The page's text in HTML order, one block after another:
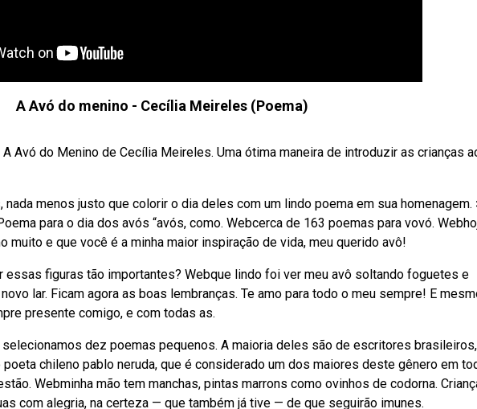
A Avó do menino - Cecília Meireles (Poema)
Avó do Menino de Cecília Meireles. Uma ótima maneira de introduzir as crianças
menos justo que colorir o dia deles com um lindo poema em sua homenagem.
para o dia dos avós “avós, como. Webcerca de 163 poemas para vovó.
muito e que você é a minha maior inspiração de vida, meu querido avô!
essas figuras tão importantes? Webque lindo foi ver meu avô soltando foguetes e
lar. Ficam agora as boas lembranças. Te amo para todo o meu sempre! E
presente comigo, e com todas as.
selecionamos dez poemas pequenos. A maioria deles são de escritores
poeta chileno pablo neruda, que é considerado um dos maiores deste gênero em
Webminha mão tem manchas, pintas marrons como ovinhos de codorna.
com alegria, na certeza — que também já tive — de que seguirão imunes.